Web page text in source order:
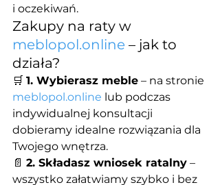
i oczekiwań.
Zakupy na raty w
meblopol.online – jak to
działa?
🛒 1. Wybierasz meble – na stronie
meblopol.online lub podczas
indywidualnej konsultacji
dobieramy idealne rozwiązania dla
Twojego wnętrza.
📄 2. Składasz wniosek ratalny –
wszystko załatwiamy szybko i bez